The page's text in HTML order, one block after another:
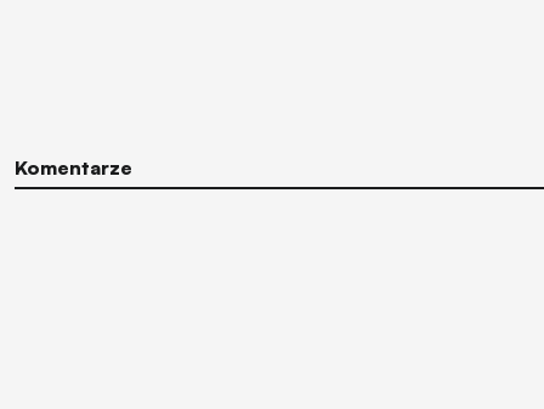
Komentarze